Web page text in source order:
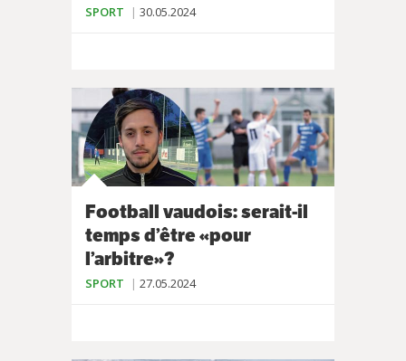
SPORT 30.05.2024
Football vaudois: serait-il
temps d’être «pour
l’arbitre»?
SPORT 27.05.2024